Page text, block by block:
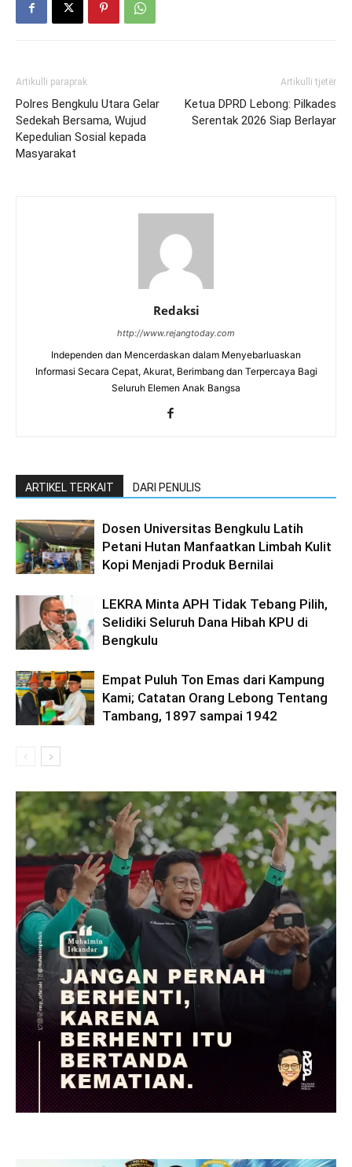
Artikulli paraprak
Polres Bengkulu Utara Gelar
Sedekah Bersama, Wujud
Kepedulian Sosial kepada
Masyarakat
Artikulli tjetër
Ketua DPRD Lebong: Pilkades
Serentak 2026 Siap Berlayar
Redaksi
http://www.rejangtoday.com
Independen dan Mencerdaskan dalam Menyebarluaskan
Informasi Secara Cepat, Akurat, Berimbang dan Terpercaya Bagi
Seluruh Elemen Anak Bangsa
ARTIKEL TERKAIT DARI PENULIS
Dosen Universitas Bengkulu Latih
Petani Hutan Manfaatkan Limbah Kulit
Kopi Menjadi Produk Bernilai
LEKRA Minta APH Tidak Tebang Pilih,
Selidiki Seluruh Dana Hibah KPU di
Bengkulu
Empat Puluh Ton Emas dari Kampung
Kami; Catatan Orang Lebong Tentang
Tambang, 1897 sampai 1942